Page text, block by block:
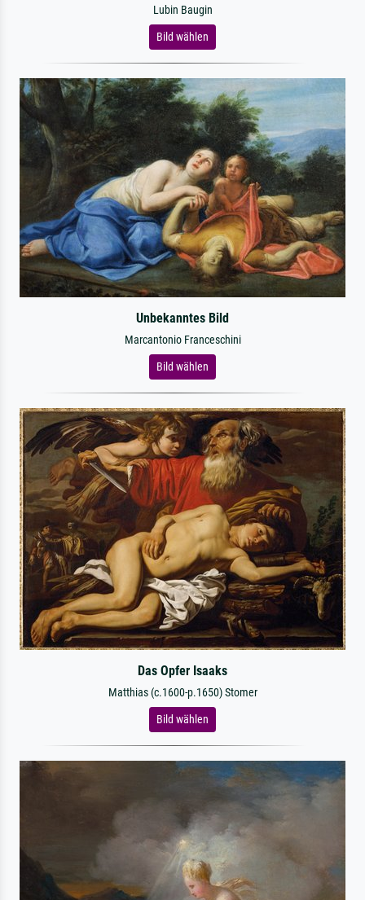
Lubin Baugin
Bild wählen
Unbekanntes Bild
Marcantonio Franceschini
Bild wählen
Das Opfer Isaaks
Matthias (c.1600-p.1650) Stomer
Bild wählen